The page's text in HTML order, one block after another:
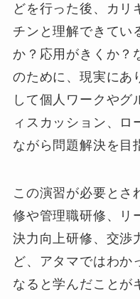
どを行った後、カリ
チンと理解できてい
か？応用がきくか？
のために、現実にあ
して個人ワークやグ
ィスカッション、ロ
ながら問題解決を目
この演習が必要とさ
修や管理職研修、リ
決力向上研修、交渉
ど、アタマではわか
なると学んだことが